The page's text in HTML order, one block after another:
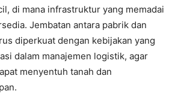
di mana infrastruktur yang memadai
Jembatan antara pabrik dan
diperkuat dengan kebijakan yang
dalam manajemen logistik, agar
menyentuh tanah dan